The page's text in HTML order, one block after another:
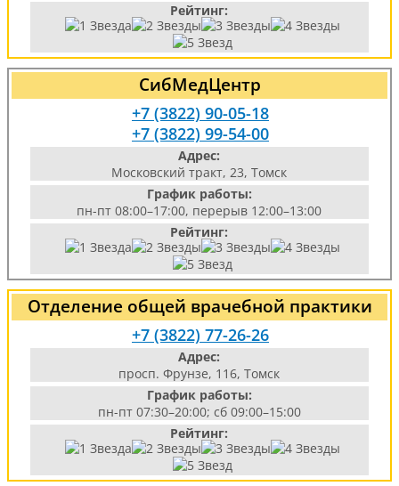
Рейтинг:
СибМедЦентр
+7 (3822) 90-05-18
+7 (3822) 99-54-00
Адрес:
Московский тракт, 23, Томск
График работы:
пн-пт 08:00–17:00, перерыв 12:00–13:00
Рейтинг:
Отделение общей врачебной практики
+7 (3822) 77-26-26
Адрес:
просп. Фрунзе, 116, Томск
График работы:
пн-пт 07:30–20:00; сб 09:00–15:00
Рейтинг: